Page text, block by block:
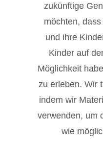
zukünftige
möchten,
und ihre
Kinder auf
Möglichkeit
zu erleben. Wir
indem wir
verwenden, um
wie